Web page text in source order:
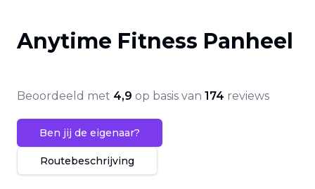
Anytime Fitness Panheel
Beoordeeld met 4,9 op basis van 174 reviews
Ben jij de eigenaar?
Routebeschrijving